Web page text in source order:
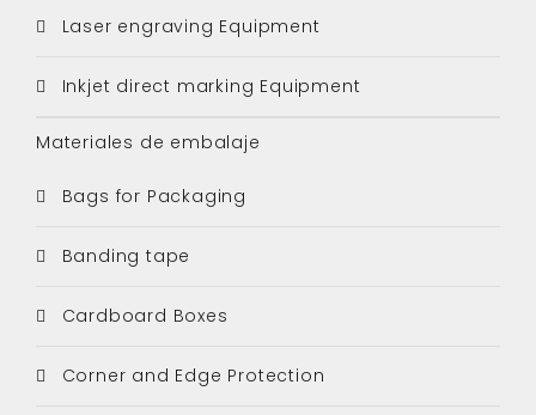
Laser engraving Equipment
Inkjet direct marking Equipment
Materiales de embalaje
Bags for Packaging
Banding tape
Cardboard Boxes
Corner and Edge Protection